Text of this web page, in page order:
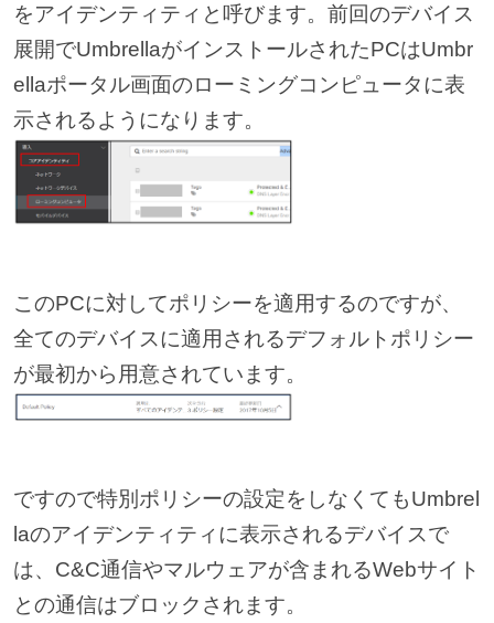
をアイデンティティと呼びます。前回のデバイス
展開でUmbrellaがインストールされたPCはUmbr
ellaポータル画面のローミングコンピュータに表
示されるようになります。
このPCに対してポリシーを適用するのですが、
全てのデバイスに適用されるデフォルトポリシー
が最初から用意されています。
ですので特別ポリシーの設定をしなくてもUmbrel
laのアイデンティティに表示されるデバイスで
は、C&C通信やマルウェアが含まれるWebサイト
との通信はブロックされます。